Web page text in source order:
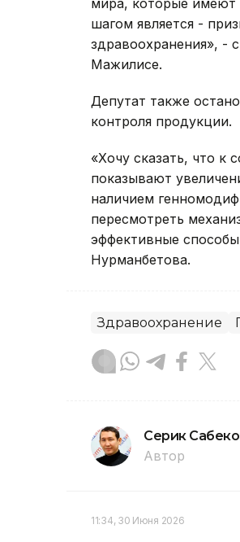
мира, которые
шагом является -
здравоохранения», -
Мажилисе.
Депутат также
контроля продукции.
«Хочу сказать, что к
показывают
наличием
пересмотреть
эффективные
Нурманбетова.
Здравоохранение
Серик
Автор
11:34, 30 Июня 2026